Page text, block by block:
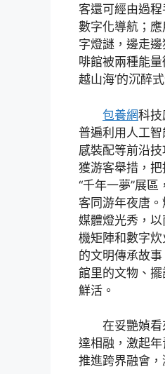
客還可經由過
數字化導航；應
字燈謎，邊走邊
啡館被兩種能
越山海’的沉醉
包養網科
普遍利用人工智
感裝配等前沿
獲游客舉措，
“千年一夢”展
客同游年夜唐
媒體燈光秀，以
機矩陣和數字
的文明傳承故
館里的文物、
鮮活。
在妥艷媜
達相融，激起年
推進跨界融會